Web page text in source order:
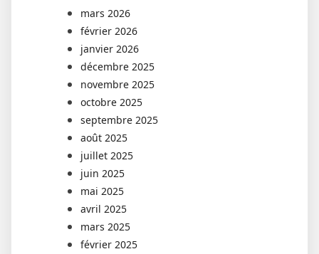
mars 2026
février 2026
janvier 2026
décembre 2025
novembre 2025
octobre 2025
septembre 2025
août 2025
juillet 2025
juin 2025
mai 2025
avril 2025
mars 2025
février 2025